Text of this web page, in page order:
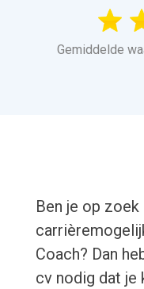
Gemiddelde
Ben je op zoek
Coach? Dan
cv nodig dat je